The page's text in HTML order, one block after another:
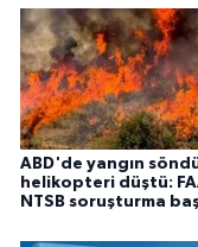
ABD'de yangın
helikopteri düştü:
NTSB soruşturma